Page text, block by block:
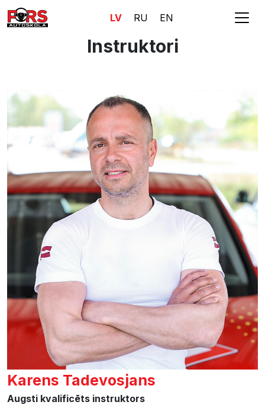
LV RU EN
Instruktori
Karens Tadevosjans
Augsti kvalificēts instruktors